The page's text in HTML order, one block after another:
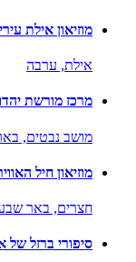
מוזיאון אילת עירי
אילת, ערבה
מרכז מורשת
מושב נבטים,
מוזיאון חיל
חצרים, באר
סיפורי ברזל של